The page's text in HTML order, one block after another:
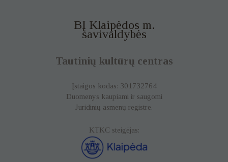
BĮ Klaipėdos m.
savivaldybės
Tautinių kultūrų centras
Įstaigos kodas: 301732764
Duomenys kaupiami ir saugomi
Juridinių asmenų registre.
KTKC steigėjas: